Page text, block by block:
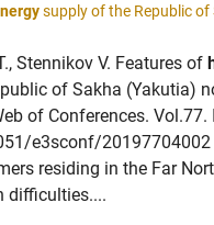
supply of the Republic of
Stennikov V. Features of
of Sakha (Yakutia)
of Conferences. Vol.77.
e3sconf/
residing in the Far
difficulties....